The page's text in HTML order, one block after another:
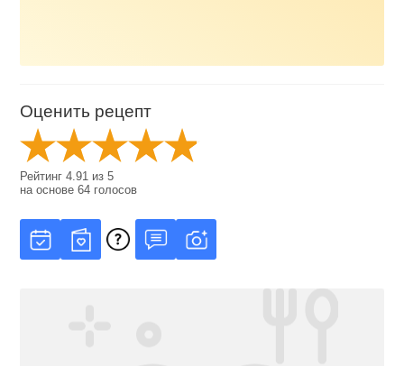
Оценить рецепт
Рейтинг4.91 из5
на основе64 голосов